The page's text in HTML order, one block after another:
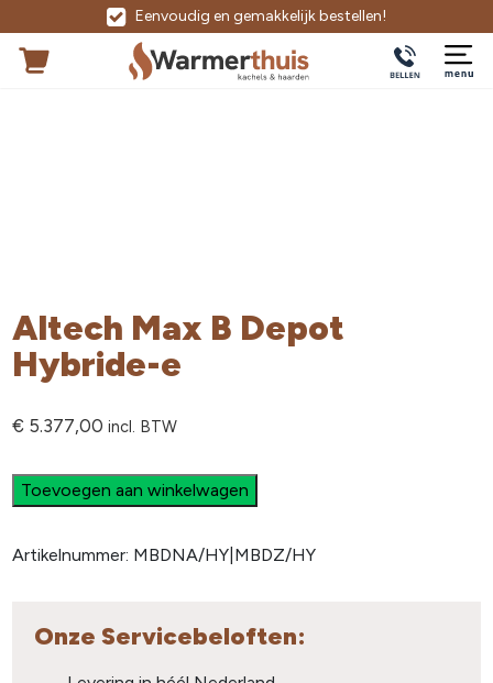
Eenvoudig en gemakkelijk bestellen!
Altech Max B Depot
Hybride-e
€ 5.377,00 incl. BTW
Toevoegen aan winkelwagen
Artikelnummer: MBDNA/HY|MBDZ/HY
Onze Servicebeloften: